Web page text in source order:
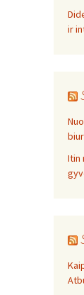
ir
Itin